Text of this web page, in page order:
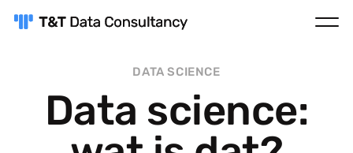
DATA SCIENCE
Data science: